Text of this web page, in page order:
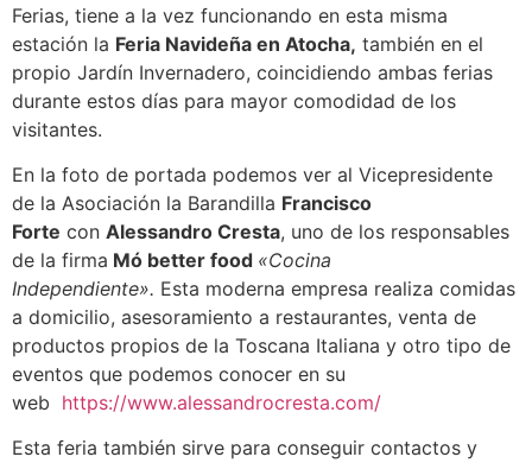
Ferias, tiene a la vez funcionando en esta misma
estación la Feria Navideña en Atocha, también en el
propio Jardín Invernadero, coincidiendo ambas ferias
durante estos días para mayor comodidad de los
visitantes.
En la foto de portada podemos ver al Vicepresidente
de la Asociación la Barandilla Francisco
Forte con Alessandro Cresta, uno de los responsables
de la firma Mó better food «Cocina
Independiente». Esta moderna empresa realiza comidas
a domicilio, asesoramiento a restaurantes, venta de
productos propios de la Toscana Italiana y otro tipo de
eventos que podemos conocer en su
web https://www.alessandrocresta.com/
Esta feria también sirve para conseguir contactos y